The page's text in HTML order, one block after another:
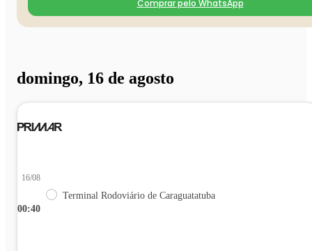
Comprar pelo WhatsApp
domingo, 16 de agosto
00:40
16/08
Terminal Rodoviário de Caraguatatuba